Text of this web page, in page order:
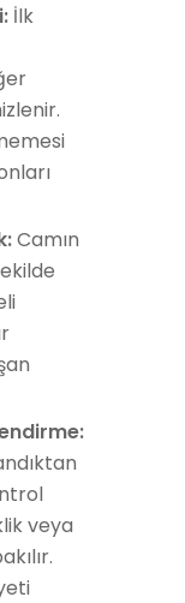
İlk
Camın
veya